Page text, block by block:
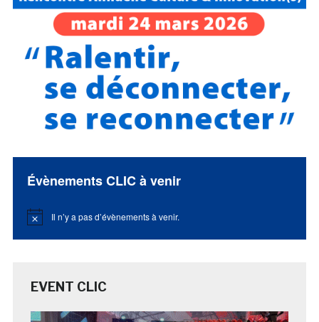
Évènements CLIC à venir
Notice Il n’y a pas d’évènements à venir.
EVENT CLIC